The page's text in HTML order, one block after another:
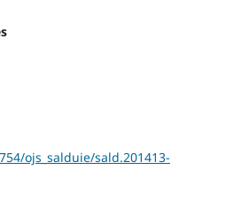
ojs_salduie/sald.201413-